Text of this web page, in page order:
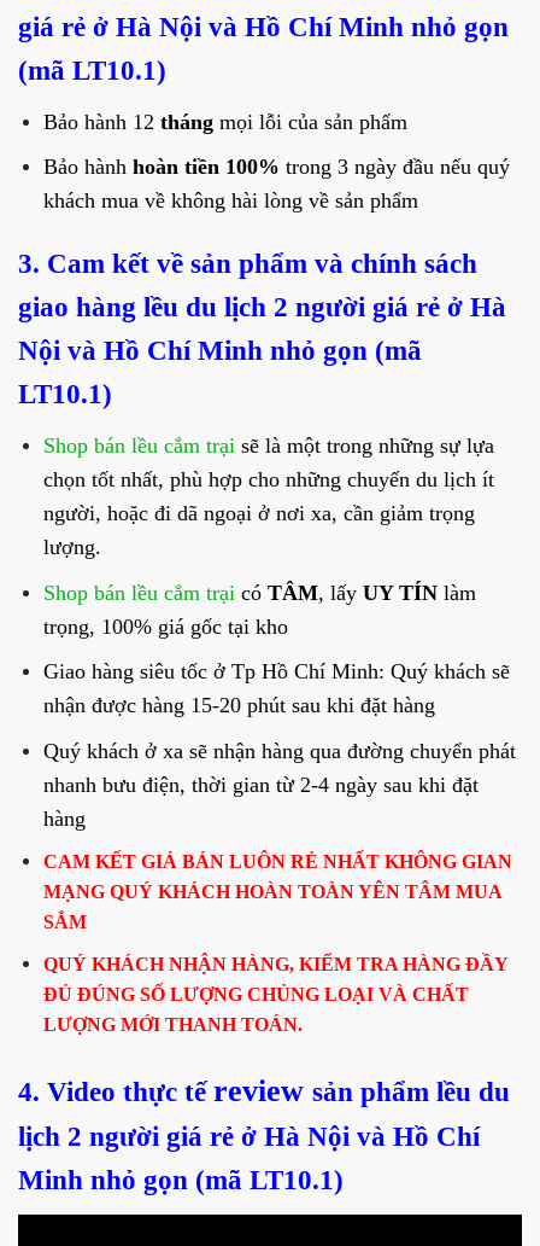
giá rẻ ở Hà Nội và Hồ Chí Minh nhỏ gọn
(mã LT10.1)
Bảo hành 12 thángmọi lỗi của sản phẩm
Bảo hành hoàn tiền 100% trong 3 ngày đầu nếu quý
khách mua về không hài lòng về sản phẩm
3. Cam kết về sản phẩm và chính sách
giao hàng lều du lịch 2 người giá rẻ ở Hà
Nội và Hồ Chí Minh nhỏ gọn (mã
LT10.1)
Shop bán lều cắm trạisẽ là một trong những sự lựa
chọn tốt nhất, phù hợp cho những chuyến du lịch ít
người, hoặc đi dã ngoại ở nơi xa, cần giảm trọng
lượng.
Shop bán lều cắm trại có TÂM, lấy UY TÍNlàm
trọng, 100% giá gốc tại kho
Giao hàng siêu tốc ở Tp Hồ Chí Minh: Quý khách sẽ
nhận được hàng 15-20 phút sau khi đặt hàng
Quý khách ở xa sẽ nhận hàng qua đường chuyển phát
nhanh bưu điện, thời gian từ 2-4 ngày sau khi đặt
hàng
CAM KẾT GIÁ BÁN LUÔN RẺ NHẤT KHÔNG GIAN
MẠNG QUÝ KHÁCH HOÀN TOÀN YÊN TÂM MUA
SẮM
QUÝ KHÁCH NHẬN HÀNG, KIỂM TRA HÀNG ĐẦY
ĐỦ ĐÚNG SỐ LƯỢNG CHỦNG LOẠI VÀ CHẤT
LƯỢNG MỚI THANH TOÁN.
4. Video thực tếreview sản phẩm lều du
lịch 2 người giá rẻ ở Hà Nội và Hồ Chí
Minh nhỏ gọn (mã LT10.1)